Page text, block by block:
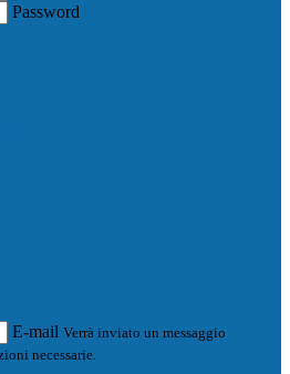
Password
E-mail Verrà inviato un messaggio
necessarie.